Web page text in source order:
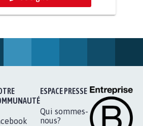
MON FILS THÉO :
Je signe